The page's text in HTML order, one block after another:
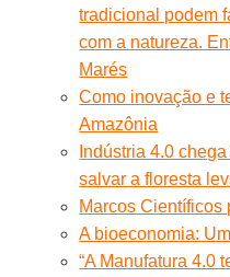
tradicional podem
com a natureza.
Marés
Como inovação e
Amazônia
Indústria 4.0
salvar a floresta
Marcos Científicos
A bioeconomia:
“A Manufatura 4.0